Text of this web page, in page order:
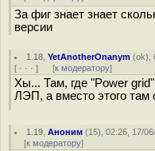
За фиг знает знает
версии
1.18 ,YetAnotherOnanym (ok),
[ · · · ] [к модератору]
Хы... Там, где "Power
ЛЭП, а вместо этого там
1.19 ,Аноним (15), 02:26, 17/
[к модератору]